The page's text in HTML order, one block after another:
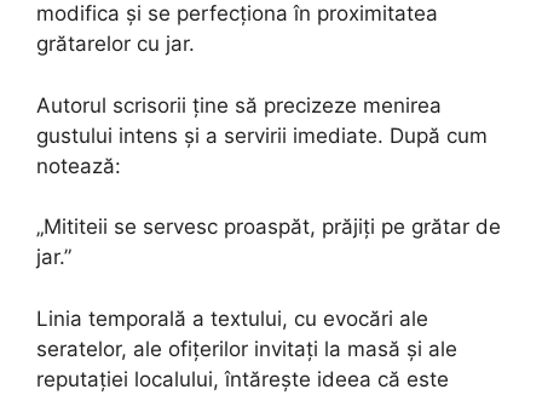
modifica și se perfecționa în proximitatea
grătarelor cu jar.
Autorul scrisorii ține să precizeze menirea
gustului intens și a servirii imediate. După cum
notează:
„Mititeii se servesc proaspăt, prăjiți pe grătar de
jar.”
Linia temporală a textului, cu evocări ale
seratelor, ale ofițerilor invitați la masă și ale
reputației localului, întărește ideea că este